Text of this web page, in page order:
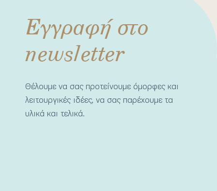
Εγγραφή στο
newsletter
Θέλουμε να σας προτείνουμε όμορφες και
λειτουργικές ιδέες, να σας παρέχουμε τα
υλικά και τελικά.